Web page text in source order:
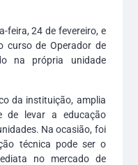
feira, 24 de fevereiro, e
curso de Operador de
na própria unidade
da instituição, amplia
de levar a educação
Na ocasião, foi
técnica pode ser o
no mercado de